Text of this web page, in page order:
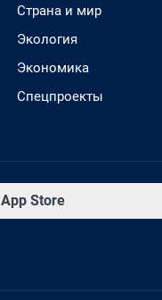
Страна и мир
Экология
Экономика
Спецпроекты
App Store